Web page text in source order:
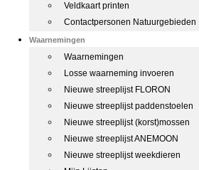
Veldkaart printen
Contactpersonen Natuurgebieden
Waarnemingen
Waarnemingen
Losse waarneming invoeren
Nieuwe streeplijst FLORON
Nieuwe streeplijst paddenstoelen
Nieuwe streeplijst (korst)mossen
Nieuwe streeplijst ANEMOON
Nieuwe streeplijst weekdieren